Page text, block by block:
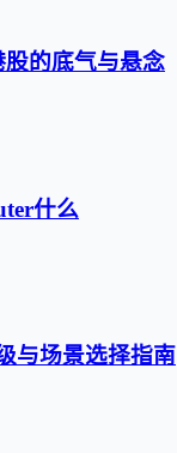
的底气与悬念
什么
与场景选择指南